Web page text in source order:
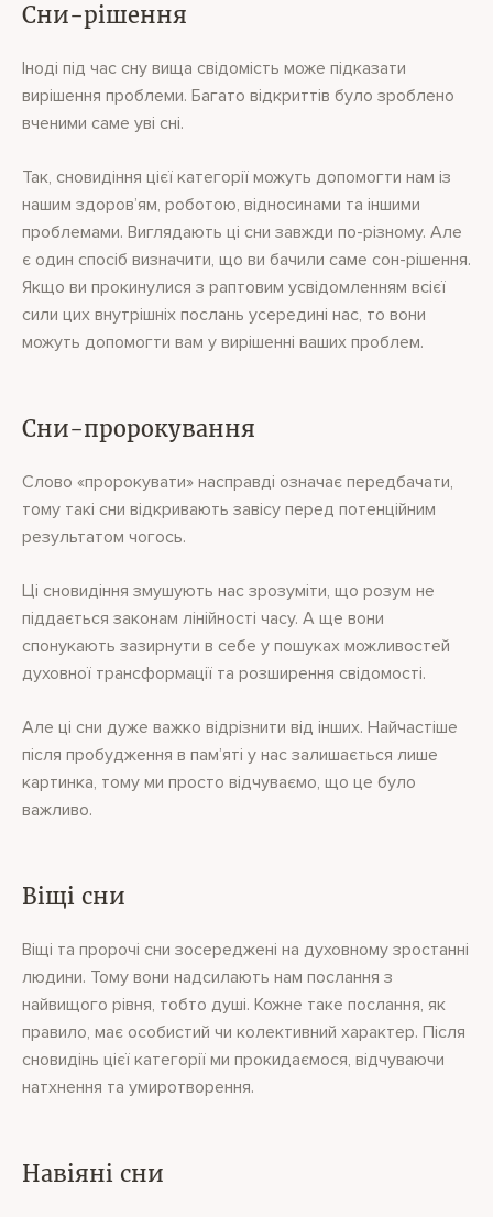
Сни-рішення
Іноді під час сну вища свідомість може підказати
вирішення проблеми. Багато відкриттів було зроблено
вченими саме уві сні.
Так, сновидіння цієї категорії можуть допомогти нам із
нашим здоров’ям, роботою, відносинами та іншими
проблемами. Виглядають ці сни завжди по-різному. Але
є один спосіб визначити, що ви бачили саме сон-рішення.
Якщо ви прокинулися з раптовим усвідомленням всієї
сили цих внутрішніх послань усередині нас, то вони
можуть допомогти вам у вирішенні ваших проблем.
Сни-пророкування
Слово «пророкувати» насправді означає передбачати,
тому такі сни відкривають завісу перед потенційним
результатом чогось.
Ці сновидіння змушують нас зрозуміти, що розум не
піддається законам лінійності часу. А ще вони
спонукають зазирнути в себе у пошуках можливостей
духовної трансформації та розширення свідомості.
Але ці сни дуже важко відрізнити від інших. Найчастіше
після пробудження в пам’яті у нас залишається лише
картинка, тому ми просто відчуваємо, що це було
важливо.
Віщі сни
Віщі та пророчі сни зосереджені на духовному зростанні
людини. Тому вони надсилають нам послання з
найвищого рівня, тобто душі. Кожне таке послання, як
правило, має особистий чи колективний характер. Після
сновидінь цієї категорії ми прокидаємося, відчуваючи
натхнення та умиротворення.
Навіяні сни